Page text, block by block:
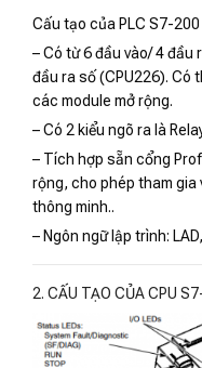
Cấu tạo của PLC S7-200
– Có từ 6 đầu vào/ 4 đầu
đầu ra số (CPU226). Có
các module mở rộng.
– Có 2 kiểu ngõ ra là
– Tích hợp sẵn cổng
rộng, cho phép tham gia
thông minh..
– Ngôn ngữ lập trình:
2. CẤU TẠO CỦA CPU